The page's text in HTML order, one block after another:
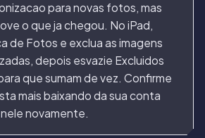
para novas fotos, mas
o que ja chegou. No iPad,
de Fotos e exclua as imagens
depois esvazie Excluidos
que sumam de vez. Confirme
mais baixando da sua conta
novamente.